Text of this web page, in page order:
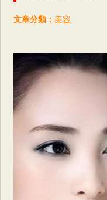
文章分類： 美容